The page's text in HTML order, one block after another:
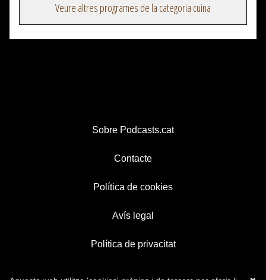
Veure altres programes de la categoria cuina
Sobre Podcasts.cat
Contacte
Política de cookies
Avís legal
Política de privacitat